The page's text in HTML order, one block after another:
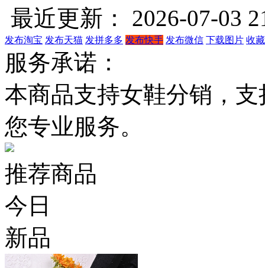
最近更新： 2026-07-03
发布淘宝 发布天猫 发拼多多 发布快手 发布微信 下载图片 收
服务承诺：
本商品支持女鞋分销，
您专业服务。
推荐商品
今日
新品